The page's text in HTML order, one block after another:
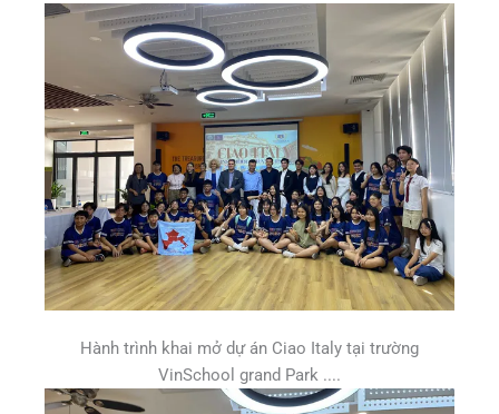
Hành trình khai mở dự án Ciao Italy tại trường
VinSchool grand Park ....